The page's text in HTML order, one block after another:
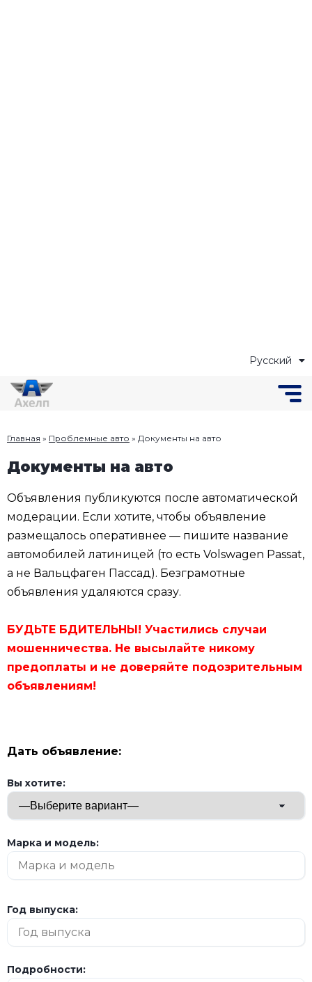
Русский
Українська
Главная » Проблемные авто » Документы на авто
Документы на авто
Объявления публикуются после автоматической
модерации. Если хотите, чтобы объявление
размещалось оперативнее — пишите название
автомобилей латиницей (то есть Volswagen Passat,
а не Вальцфаген Пассад). Безграмотные
объявления удаляются сразу.
БУДЬТЕ БДИТЕЛЬНЫ! Участились случаи
мошенничества. Не высылайте никому
предоплаты и не доверяйте подозрительным
объявлениям!
Дать объявление:
Вы хотите:
Марка и модель:
Год выпуска:
Подробности: